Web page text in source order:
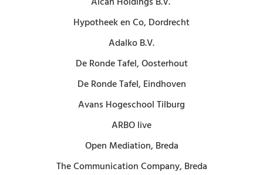
Hypotheek en Co, Dordrecht
Adalko B.V.
De Ronde Tafel, Oosterhout
De Ronde Tafel, Eindhoven
Avans Hogeschool Tilburg
ARBO live
Open Mediation, Breda
The Communication Company, Breda